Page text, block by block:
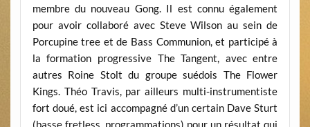
membre du nouveau Gong. Il est connu également
pour avoir collaboré avec Steve Wilson au sein de
Porcupine tree et de Bass Communion, et participé à
la formation progressive The Tangent, avec entre
autres Roine Stolt du groupe suédois The Flower
Kings. Théo Travis, par ailleurs multi-instrumentiste
fort doué, est ici accompagné d’un certain Dave Sturt
(basse fretless, programmations) pour un résultat qui